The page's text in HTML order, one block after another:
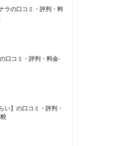
ラの口コミ・評判・料
口コミ・評判・料金-
い】の口コミ・評判・